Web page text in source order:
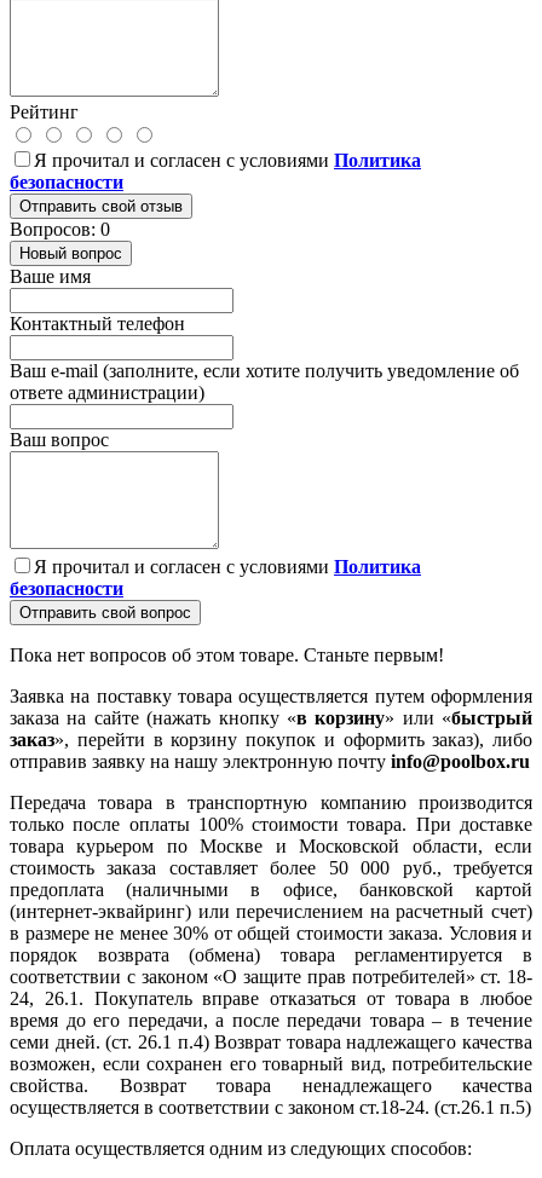
Рейтинг
Я прочитал и согласен с условиями Политика
безопасности
Отправить свой отзыв
Вопросов: 0
Новый вопрос
Ваше имя
Контактный телефон
Ваш e-mail (заполните, если хотите получить уведомление об
ответе администрации)
Ваш вопрос
Я прочитал и согласен с условиями Политика
безопасности
Отправить свой вопрос
Пока нет вопросов об этом товаре. Станьте первым!
Заявка на поставку товара осуществляется путем оформления
заказа на сайте (нажать кнопку «в корзину» или «быстрый
заказ», перейти в корзину покупок и оформить заказ), либо
отправив заявку на нашу электронную почту info@poolbox.ru
Передача товара в транспортную компанию производится
только после оплаты 100% стоимости товара. При доставке
товара курьером по Москве и Московской области, если
стоимость заказа составляет более 50 000 руб., требуется
предоплата (наличными в офисе, банковской картой
(интернет-эквайринг) или перечислением на расчетный счет)
в размере не менее 30% от общей стоимости заказа. Условия и
порядок возврата (обмена) товара регламентируется в
соответствии с законом «О защите прав потребителей» ст. 18-
24, 26.1. Покупатель вправе отказаться от товара в любое
время до его передачи, а после передачи товара – в течение
семи дней. (ст. 26.1 п.4) Возврат товара надлежащего качества
возможен, если сохранен его товарный вид, потребительские
свойства. Возврат товара ненадлежащего качества
осуществляется в соответствии с законом ст.18-24. (ст.26.1 п.5)
Оплата осуществляется одним из следующих способов: